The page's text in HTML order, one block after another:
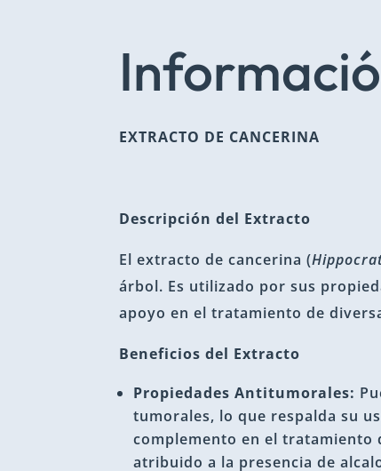
EXTRACTO DE CANCERINA
Descripción del Extracto
El extracto de cancerina (
árbol. Es utilizado por sus
apoyo en el tratamiento de
Beneficios del Extracto
Propiedades Antitumorales:
tumorales, lo que respalda su
complemento en el tratamiento
atribuido a la presencia de